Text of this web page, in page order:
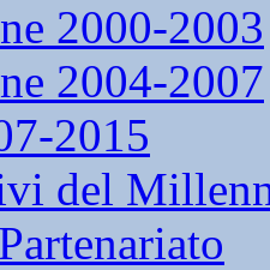
2000-2003
2004-2007
2015
del